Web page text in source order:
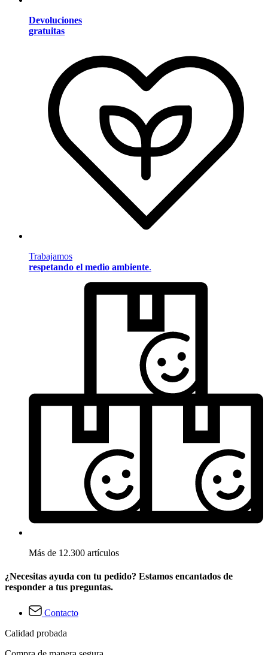
Devoluciones
gratuitas
Trabajamos
respetando el medio ambiente.
Más de 12.300 artículos
¿Necesitas ayuda con tu pedido? Estamos encantados de
responder a tus preguntas.
Contacto
Calidad probada